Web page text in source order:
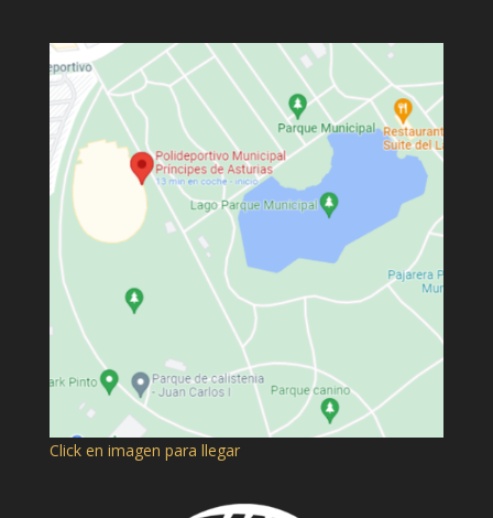
Click en imagen para llegar